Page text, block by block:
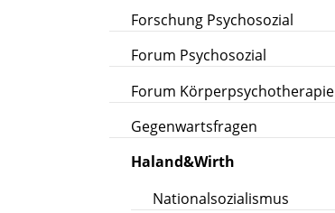
Forschung Psychosozial
Forum Psychosozial
Forum Körperpsychotherapie
Gegenwartsfragen
Haland&Wirth
Nationalsozialismus